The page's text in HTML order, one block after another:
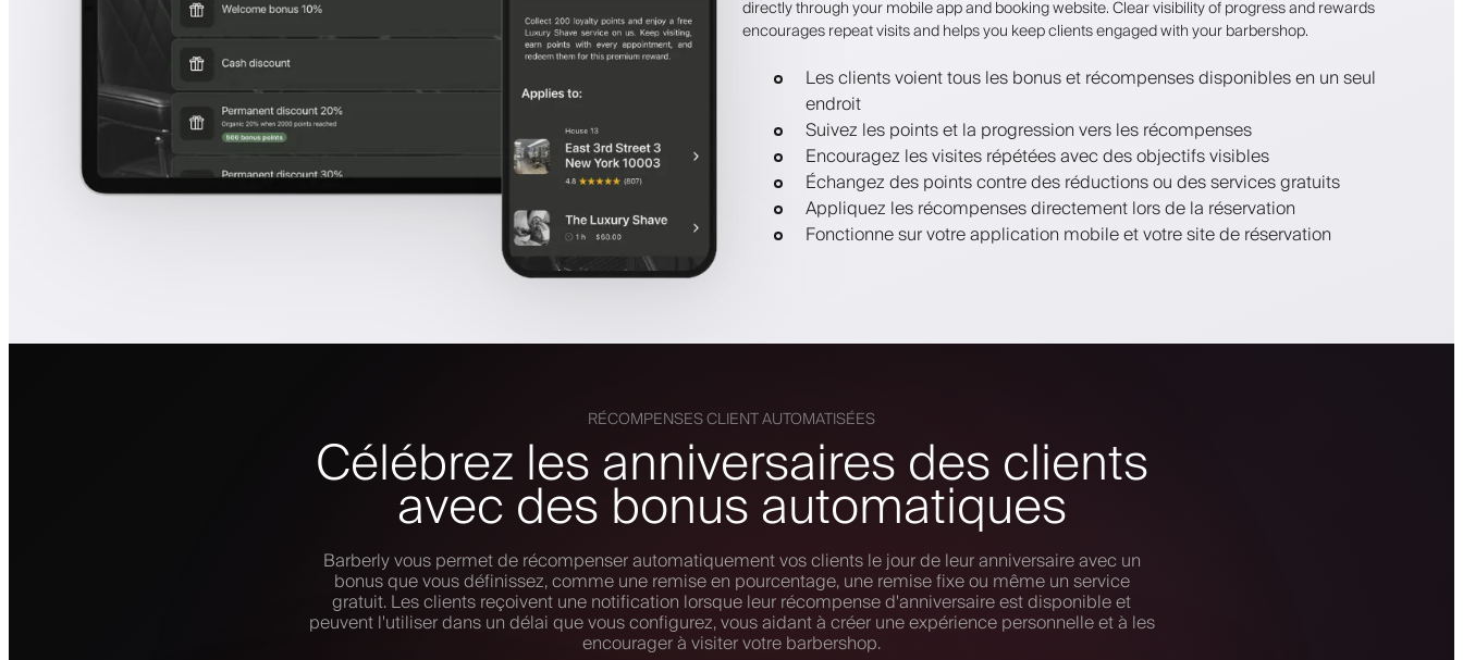
directly through your mobile app and booking website. Clear visibility of progress and rewards
encourages repeat visits and helps you keep clients engaged with your barbershop.
Les clients voient tous les bonus et récompenses disponibles en un seul
endroit
Suivez les points et la progression vers les récompenses
Encouragez les visites répétées avec des objectifs visibles
Échangez des points contre des réductions ou des services gratuits
Appliquez les récompenses directement lors de la réservation
Fonctionne sur votre application mobile et votre site de réservation
RÉCOMPENSES CLIENT AUTOMATISÉES
Célébrez les anniversaires des clients
avec des bonus automatiques
Barberly vous permet de récompenser automatiquement vos clients le jour de leur anniversaire avec un
bonus que vous définissez, comme une remise en pourcentage, une remise fixe ou même un service
gratuit. Les clients reçoivent une notification lorsque leur récompense d'anniversaire est disponible et
peuvent l'utiliser dans un délai que vous configurez, vous aidant à créer une expérience personnelle et à les
encourager à visiter votre barbershop.